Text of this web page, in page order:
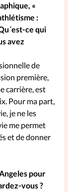
«
:
ce qui
avez
de
première,
carrière, est
Pour ma part,
je ne les
me permet
et de donner
pour
vous ?